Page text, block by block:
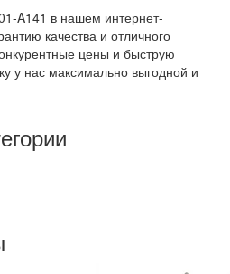
A141 в нашем интернет-
качества и отличного
цены и быструю
у нас максимально выгодной и